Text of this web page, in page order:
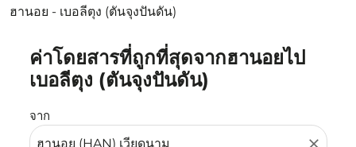
ฮานอย - เบอลีตุง (ตันจุงปันดัน)
ค่าโดยสารที่ถูกที่สุดจากฮานอยไป
เบอลีตุง (ตันจุงปันดัน)
จาก
close
ลองอัปเดตเส้นทางของคุณ (ต้นทางและ/หรือปลายทาง) หรื